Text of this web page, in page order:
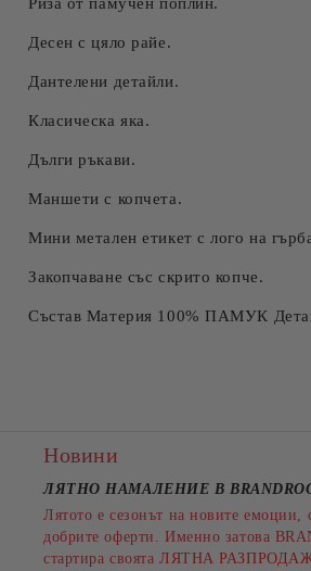
Десен с цяло райе.
Дантелени детайли.
Класическа яка.
Дълги ръкави.
Маншети с копчета.
Мини метален етикет с лого на
Закопчаване със скрито копче.
Състав Материя 100% ПАМУК
Новини
ЛЯТНО НАМАЛЕНИЕ В
Лятото е сезонът на новите емоции,
добрите оферти. Именно затова
стартира своята ЛЯТНА